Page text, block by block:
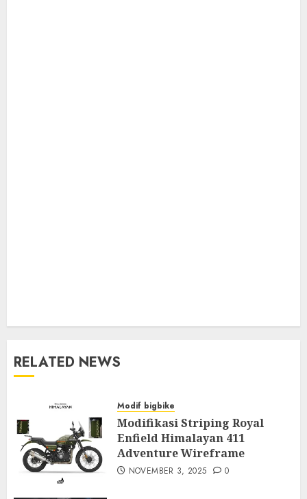
RELATED NEWS
Modif bigbike
Modifikasi Striping Royal
Enfield Himalayan 411
Adventure Wireframe
NOVEMBER 3, 2025 0